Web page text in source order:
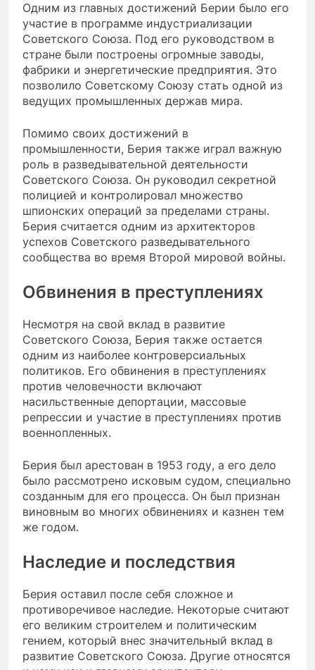
Одним из главных достижений Берии было его
участие в программе индустриализации
Советского Союза. Под его руководством в
стране были построены огромные заводы,
фабрики и энергетические предприятия. Это
позволило Советскому Союзу стать одной из
ведущих промышленных держав мира.
Помимо своих достижений в
промышленности, Берия также играл важную
роль в разведывательной деятельности
Советского Союза. Он руководил секретной
полицией и контролировал множество
шпионских операций за пределами страны.
Берия считается одним из архитекторов
успехов Советского разведывательного
сообщества во время Второй мировой войны.
Обвинения в преступлениях
Несмотря на свой вклад в развитие
Советского Союза, Берия также остается
одним из наиболее контроверсиальных
политиков. Его обвинения в преступлениях
против человечности включают
насильственные депортации, массовые
репрессии и участие в преступлениях против
военнопленных.
Берия был арестован в 1953 году, а его дело
было рассмотрено исковым судом, специально
созданным для его процесса. Он был признан
виновным во многих обвинениях и казнен тем
же годом.
Наследие и последствия
Берия оставил после себя сложное и
противоречивое наследие. Некоторые считают
его великим строителем и политическим
гением, который внес значительный вклад в
развитие Советского Союза. Другие относятся